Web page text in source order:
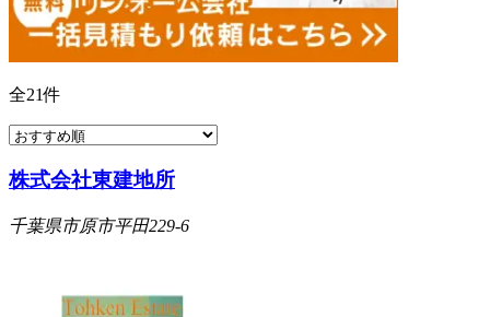
全21件
株式会社東建地所
千葉県市原市平田229-6